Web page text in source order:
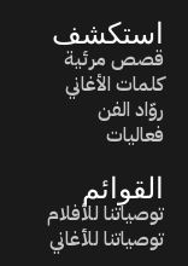
استكشف
قصص مرئية
كلمات الأغاني
روّاد الفن
فعاليات
القوائم
توصياتنا للأفلام
توصياتنا للأغاني